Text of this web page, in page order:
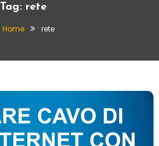
Tag: rete
Home rete